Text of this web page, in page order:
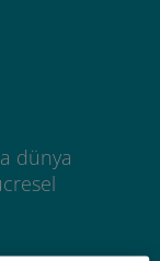
dünya